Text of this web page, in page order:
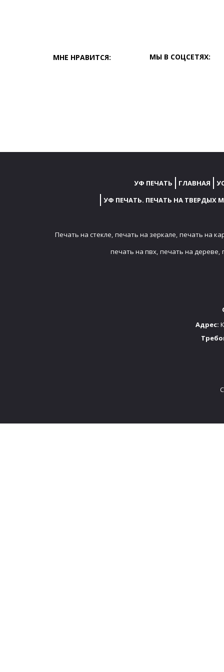
МНЕ НРАВИТСЯ: МЫ В СОЦСЕТЯХ:
УФ ПЕЧАТЬ ГЛАВНАЯ
УФ ПЕЧАТЬ. ПЕЧАТЬ НА ТВЕРДЫХ
Печать на стекле, печать на зеркале, печать на
печать на пвх, печать на дереве,
Адрес: